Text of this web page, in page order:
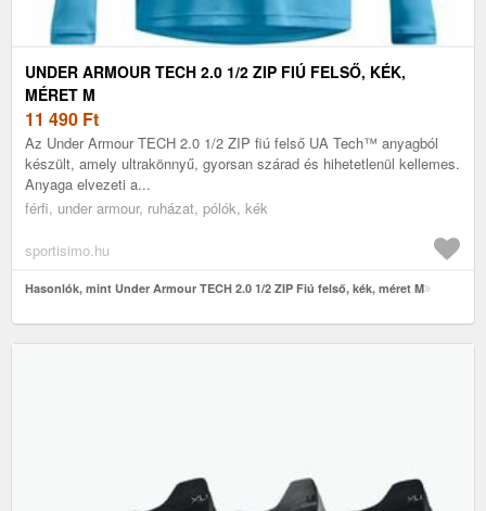
UNDER ARMOUR TECH 2.0 1/2 ZIP FIÚ FELSŐ, KÉK,
MÉRET M
11 490 Ft
Az Under Armour TECH 2.0 1/2 ZIP fiú felső UA Tech™ anyagból
készült, amely ultrakönnyű, gyorsan szárad és hihetetlenül kellemes.
Anyaga elvezeti a...
férfi, under armour, ruházat, pólók, kék
sportisimo.hu
Hasonlók, mint Under Armour TECH 2.0 1/2 ZIP Fiú felső, kék, méret M